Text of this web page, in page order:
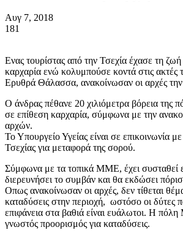
Αυγ 7, 2018
181
Ενας τουρίστας από την Τσεχία έχασε τη
καρχαρία ενώ κολυμπούσε κοντά στις ακτές
Ερυθρά Θάλασσα, ανακοίνωσαν οι αρχές
Ο άνδρας πέθανε 20 χιλιόμετρα βόρεια
σε επίθεση καρχαρία, σύμφωνα με την
αρχών.
Το Υπουργείο Υγείας είναι σε επικοινωνία
Τσεχίας για μεταφορά της σορού.
Σύμφωνα με τα τοπικά ΜΜΕ, έχει συσταθεί
διερευνήσει το συμβάν και θα εκδώσει
Οπως ανακοίνωσαν οι αρχές, δεν τίθεται
καταδύσεις στην περιοχή, ωστόσο οι δύτες
επιφάνεια στα βαθιά είναι ευάλωτοι. Η
γνωστός προορισμός για καταδύσεις.